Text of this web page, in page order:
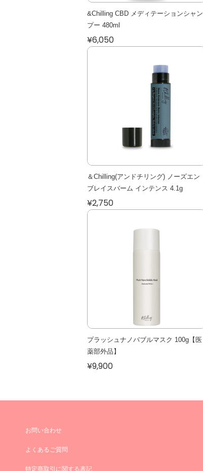
&Chilling CBD メディテーションシャン
プー 480ml
¥6,050
＆Chilling(アンドチリング) ノーズエン
ブレイスバーム インテンス 4.1g
¥2,750
プラッシュナノバブルマスク 100g【医
薬部外品】
¥9,900
お問い合わせ
よくあるご質問
特定商取引に関する表記